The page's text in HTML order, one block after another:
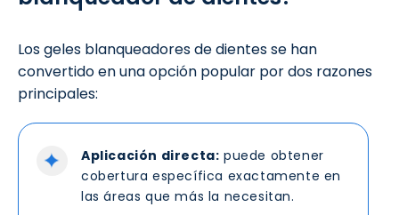
Los geles blanqueadores de dientes se han
convertido en una opción popular por dos razones
principales:
Aplicación directa: puede obtener
cobertura específica exactamente en
las áreas que más la necesitan.